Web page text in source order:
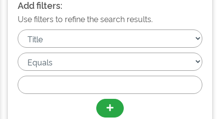
Add filters:
Use filters to refine the search results.